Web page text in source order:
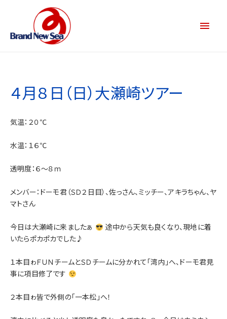
４月８日（日）大瀬崎ツアー
気温：２０℃
水温：１６℃
透明度：６～８ｍ
メンバー：ドーモ君（ＳＤ２日目）、佐っさん、ミッチー、アキラちゃん、ヤ
マトさん
今日は大瀬崎に来ましたぁ
途中から天気も良くなり、現地に着
いたらポカポカでした♪
１本目ゎＦＵＮチームとＳＤチームに分かれて「湾内」へ、ドーモ君見
事に項目修了です
２本目ゎ皆で外側の「一本松」へ！